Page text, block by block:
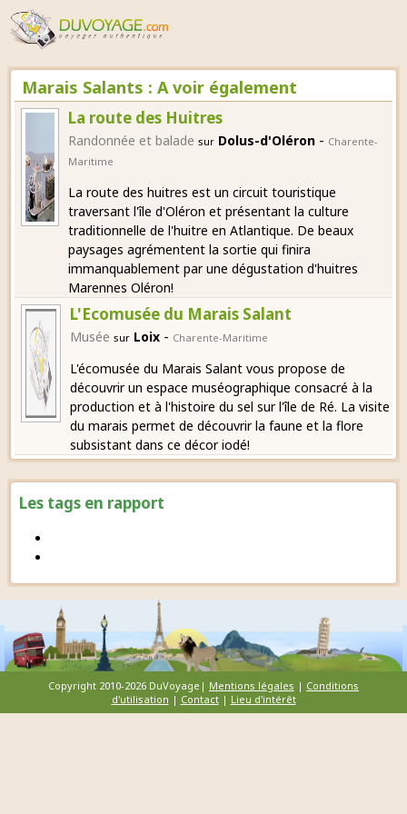
Les tags en rapport
Marais Salants : A voir également
La route des Huitres
Randonnée et balade sur Dolus-d'Oléron - Charente-
Maritime
La route des huitres est un circuit touristique
traversant l'île d'Oléron et présentant la culture
traditionnelle de l'huitre en Atlantique. De beaux
paysages agrémentent la sortie qui finira
immanquablement par une dégustation d'huitres
Marennes Oléron!
L'Ecomusée du Marais Salant
Musée sur Loix - Charente-Maritime
L'écomusée du Marais Salant vous propose de
découvrir un espace muséographique consacré à la
production et à l'histoire du sel sur l'île de Ré. La visite
du marais permet de découvrir la faune et la flore
subsistant dans ce décor iodé!
Copyright 2010-2026 DuVoyage| Mentions légales | Conditions
d'utilisation | Contact| Lieu d'intérêt